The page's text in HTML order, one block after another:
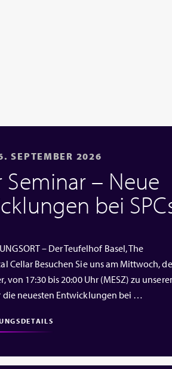
SEPTEMBER 2026
Seminar – Neue
bei
– Der Teufelhof Basel, The
Cellar Besuchen Sie uns am Mittwoch,
von 17:30 bis 20:00 Uhr (MESZ) zu
die neuesten Entwicklungen bei …